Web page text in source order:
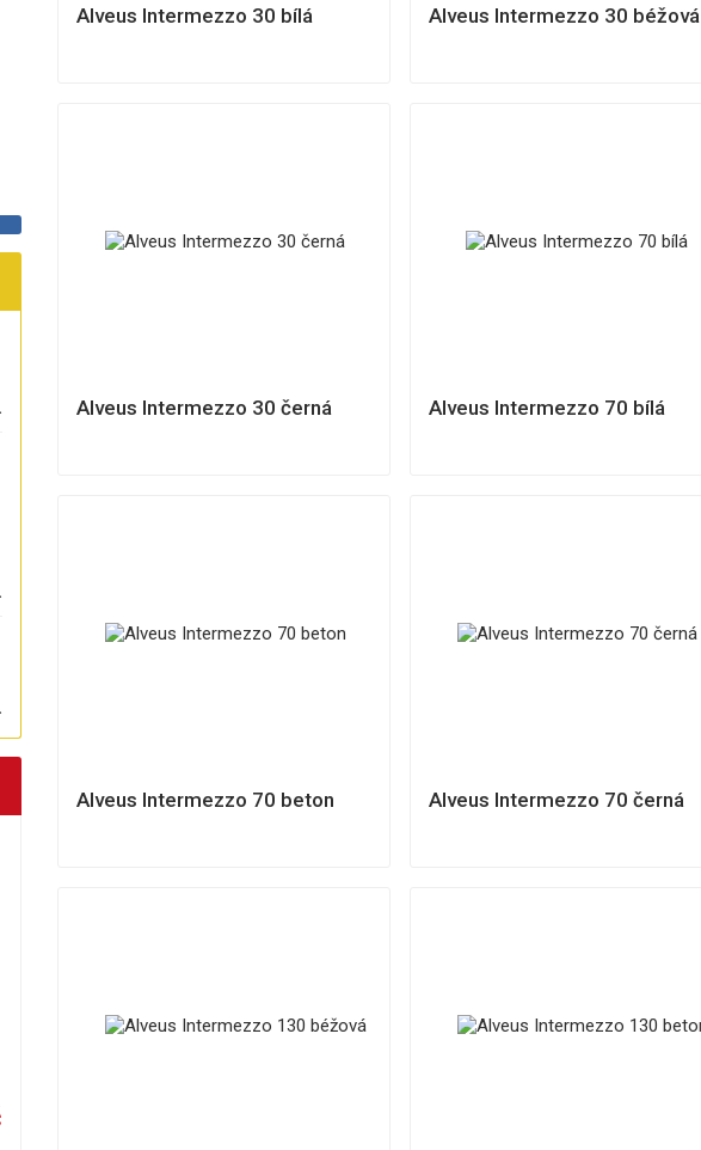
Alveus Intermezzo 30 bílá Alveus Intermezzo 30 béžová
Alveus Intermezzo 30 černá Alveus Intermezzo 70 bílá
Alveus Intermezzo 70 beton Alveus Intermezzo 70 černá